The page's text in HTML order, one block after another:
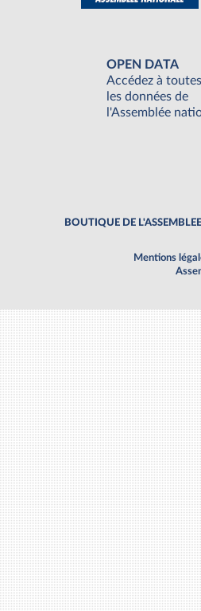
OPEN DATA
Accédez à toutes
les données de
l'Assemblée
BOUTIQUE DE L'ASSEMBLEE
Mentions